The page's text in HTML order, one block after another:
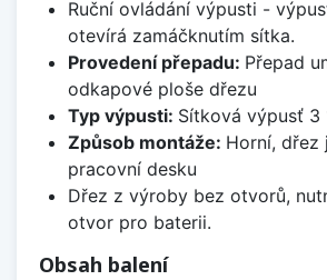
Ruční ovládání výpusti -
otevírá zamáčknutím sítka.
Provedení přepadu: Přepad
odkapové ploše dřezu
Typ výpusti: Sítková výpusť 3
Způsob montáže: Horní, dřez
pracovní desku
Dřez z výroby bez otvorů,
otvor pro baterii.
Obsah balení